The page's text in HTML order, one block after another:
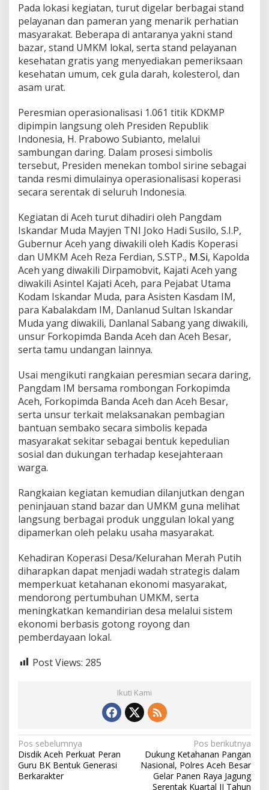
i
L
a
y
e
u
n
p
u
n
g
n
t
u
D
r
o
n
g
E
k
o
n
o
m
W
r
g
a
Pada lokasi kegiatan, turut digelar berbagai stand
pelayanan dan pameran yang menarik perhatian
masyarakat. Beberapa di antaranya yakni stand
bazar, stand UMKM lokal, serta stand pelayanan
kesehatan gratis yang menyediakan pemeriksaan
kesehatan umum, cek gula darah, kolesterol, dan
asam urat.
Peresmian operasionalisasi 1.061 titik KDKMP
dipimpin langsung oleh Presiden Republik
Indonesia, H. Prabowo Subianto, melalui
sambungan daring. Dalam prosesi simbolis
tersebut, Presiden menekan tombol sirine sebagai
tanda resmi dimulainya operasionalisasi koperasi
secara serentak di seluruh Indonesia.
Kegiatan di Aceh turut dihadiri oleh Pangdam
Iskandar Muda Mayjen TNI Joko Hadi Susilo, S.I.P,
Gubernur Aceh yang diwakili oleh Kadis Koperasi
dan UMKM Aceh Reza Ferdian, S.STP., M.Si, Kapolda
Aceh yang diwakili Dirpamobvit, Kajati Aceh yang
diwakili Asintel Kajati Aceh, para Pejabat Utama
Kodam Iskandar Muda, para Asisten Kasdam IM,
para Kabalakdam IM, Danlanud Sultan Iskandar
Muda yang diwakili, Danlanal Sabang yang diwakili,
unsur Forkopimda Banda Aceh dan Aceh Besar,
serta tamu undangan lainnya.
Usai mengikuti rangkaian peresmian secara daring,
Pangdam IM bersama rombongan Forkopimda
Aceh, Forkopimda Banda Aceh dan Aceh Besar,
serta unsur terkait melaksanakan pembagian
bantuan sembako secara simbolis kepada
masyarakat sekitar sebagai bentuk kepedulian
sosial dan dukungan terhadap kesejahteraan
warga.
Rangkaian kegiatan kemudian dilanjutkan dengan
peninjauan stand bazar dan UMKM guna melihat
langsung berbagai produk unggulan lokal yang
dipamerkan oleh pelaku usaha masyarakat.
Kehadiran Koperasi Desa/Kelurahan Merah Putih
diharapkan dapat menjadi wadah strategis dalam
memperkuat ketahanan ekonomi masyarakat,
mendorong pertumbuhan UMKM, serta
meningkatkan kemandirian desa melalui sistem
ekonomi berbasis gotong royong dan
pemberdayaan lokal.
Post Views: 285
Ikuti Kami
N
a
v
Pos sebelumnya
Disdik Aceh Perkuat Peran
Guru BK Bentuk Generasi
Berkarakter
Pos berikutnya
Dukung Ketahanan Pangan
Nasional, Polres Aceh Besar
Gelar Panen Raya Jagung
Serentak Kuartal II Tahun